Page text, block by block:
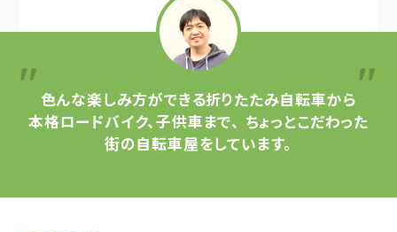
色んな楽しみ方ができる折りたたみ自転車から
本格ロードバイク、子供車まで、 ちょっとこだわった
街の自転車屋をしています。